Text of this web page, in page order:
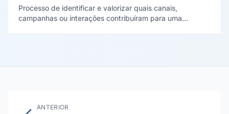
Processo de identificar e valorizar quais canais,
campanhas ou interações contribuíram para uma
ANTERIOR